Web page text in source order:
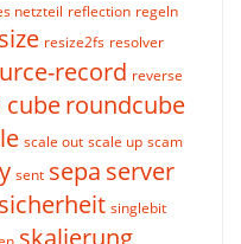
netzteil reflection regeln
resize2fs resolver
record reverse
roundcube
scale out scale up scam
sent sepa server
sicherheit singlebit
skalierung